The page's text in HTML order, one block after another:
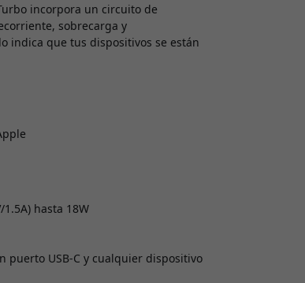
incorpora un circuito de
sobrecarga y
indica que tus dispositivos se están
1.5A) hasta 18W
USB-C y cualquier dispositivo